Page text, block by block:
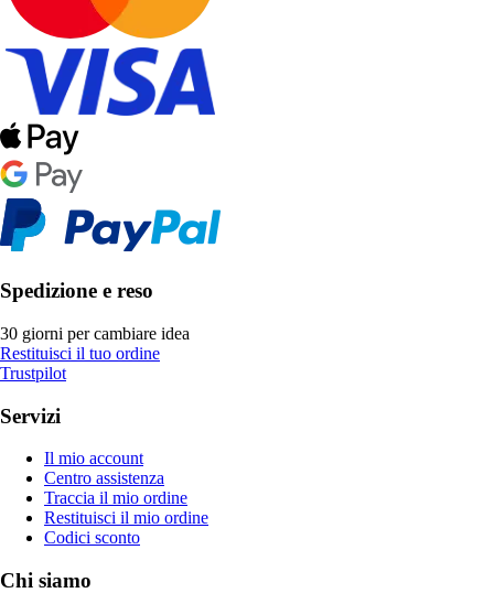
Spedizione e reso
30 giorni per cambiare idea
Restituisci il tuo ordine
Trustpilot
Servizi
Il mio account
Centro assistenza
Traccia il mio ordine
Restituisci il mio ordine
Codici sconto
Chi siamo